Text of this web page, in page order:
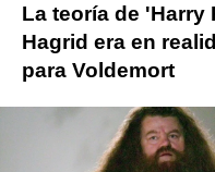
La teoría de 'Harry
Hagrid era en
para Voldemort
Animales Fantásticos